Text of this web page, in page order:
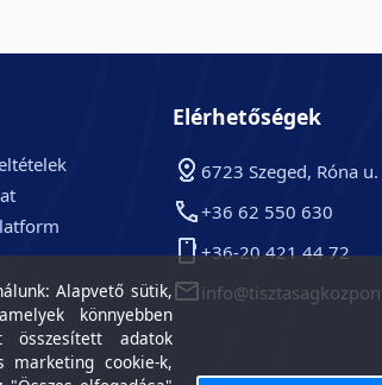
Elérhetőségek
6723 Szeged, Róna
+36 62 550 630
+36-20 421 44 72
Alapvető sütik,
könnyebben
összesített adatok
cookie-k,